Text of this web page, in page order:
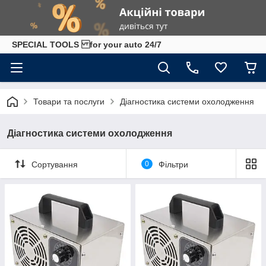
SPECIAL TOOLS for your auto 24/7
Товари та послуги Діагностика системи охолодження
Діагностика системи охолодження
Сортування 0 Фільтри